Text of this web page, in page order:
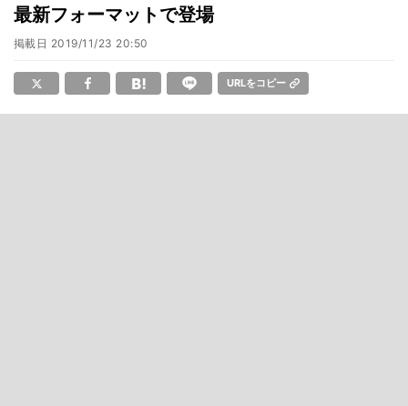
最新フォーマットで登場
掲載日 2019/11/23 20:50
URLをコピー